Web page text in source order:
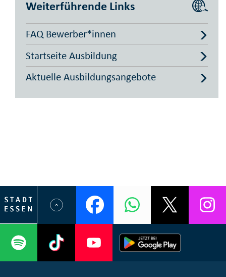
Weiterführende Links
FAQ Bewerber*innen
Startseite Ausbildung
Aktuelle Ausbildungsangebote